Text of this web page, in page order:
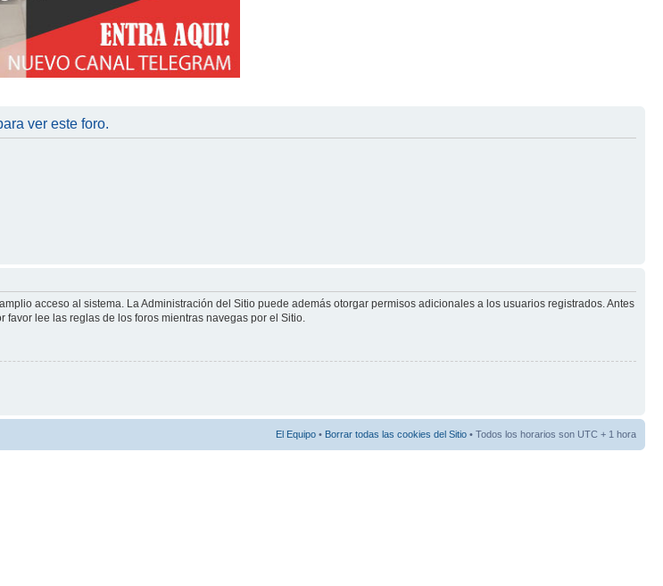
ver este foro.
acceso al sistema. La Administración del Sitio puede además otorgar permisos adicionales a los usuarios registrados. Antes
lee las reglas de los foros mientras navegas por el Sitio.
El Equipo • Borrar todas las cookies del Sitio • Todos los horarios son UTC + 1 hora